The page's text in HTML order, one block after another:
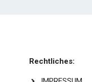
Rechtliches: